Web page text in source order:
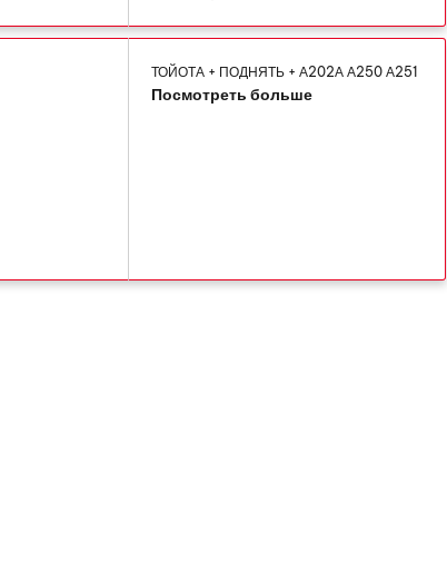
ТОЙОТА + ПОДНЯТЬ + А202А А250 А251
Посмотреть больше